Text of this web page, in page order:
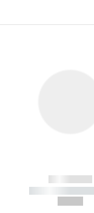
------------
-----------